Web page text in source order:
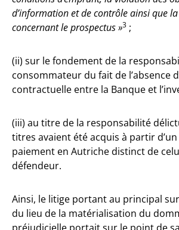
d’information et de contrôle ainsi que
concernant le prospectus »3 ;
(ii) sur le fondement de la
consommateur du fait de l’absence
contractuelle entre la Banque et
(iii) au titre de la responsabilité
titres avaient été acquis à partir
paiement en Autriche distinct de
défendeur.
Ainsi, le litige portant au principal
du lieu de la matérialisation du